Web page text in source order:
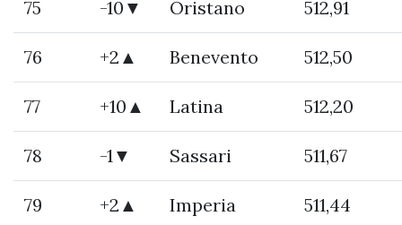
75 -10▼ Oristano 512,91
76 +2▲ Benevento 512,50
77 +10▲ Latina 512,20
78 -1▼ Sassari 511,67
79 +2▲ Imperia 511,44